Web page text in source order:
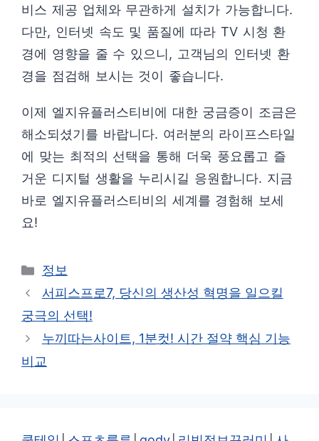
비스 제공 업체와 무관하게 설치가 가능합니다.
다만, 인터넷 속도 및 품질에 따라 TV 시청 환
경에 영향을 줄 수 있으니, 고객님의 인터넷 환
경을 점검해 보시는 것이 좋습니다.
이제 엘지유플러스티비에 대한 궁금증이 조금은
해소되셨기를 바랍니다. 여러분의 라이프스타일
에 맞는 최적의 선택을 통해 더욱 풍요롭고 즐
거운 디지털 생활을 누리시길 응원합니다. 지금
바로 엘지유플러스티비의 세계를 경험해 보세
요!
카
테
리
정보
서피스프로7, 당신의 생산성 혁명을 일으킬
궁극의 선택!
누끼따는사이트, 1분컷! 시간 절약 핵심 기능
비교